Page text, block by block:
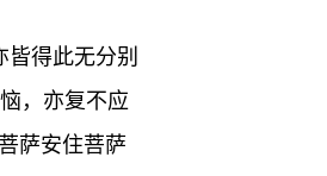
得此无分别
，亦复不应
萨安住菩萨